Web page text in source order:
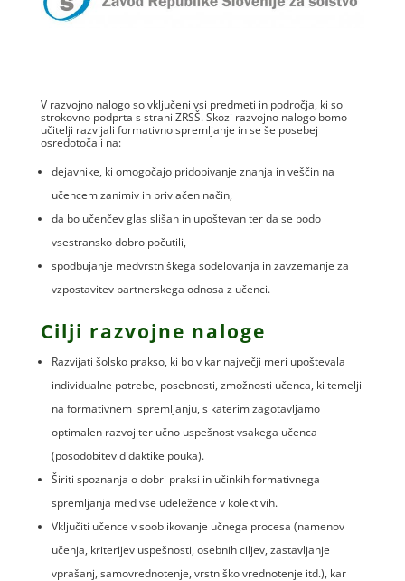
V razvojno nalogo so vključeni vsi predmeti in področja, ki so
strokovno podprta s strani ZRSŠ. Skozi razvojno nalogo bomo
učitelji razvijali formativno spremljanje in se še posebej
osredotočali na:
dejavnike, ki omogočajo pridobivanje znanja in veščin na
učencem zanimiv in privlačen način,
da bo učenčev glas slišan in upoštevan ter da se bodo
vsestransko dobro počutili,
spodbujanje medvrstniškega sodelovanja in zavzemanje za
vzpostavitev partnerskega odnosa z učenci.
Cilji razvojne naloge
Razvijati šolsko prakso, ki bo v kar največji meri upoštevala
individualne potrebe, posebnosti, zmožnosti učenca, ki temelji
na formativnem spremljanju, s katerim zagotavljamo
optimalen razvoj ter učno uspešnost vsakega učenca
(posodobitev didaktike pouka).
Širiti spoznanja o dobri praksi in učinkih formativnega
spremljanja med vse udeležence v kolektivih.
Vključiti učence v sooblikovanje učnega procesa (namenov
učenja, kriterijev uspešnosti, osebnih ciljev, zastavljanje
vprašanj, samovrednotenje, vrstniško vrednotenje itd.), kar